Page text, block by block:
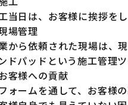
当日は、お客様に挨拶を
場管理
から依頼された現場は、現
ドパッドという施工管理
客様への貢献
ォームを通して、お客様